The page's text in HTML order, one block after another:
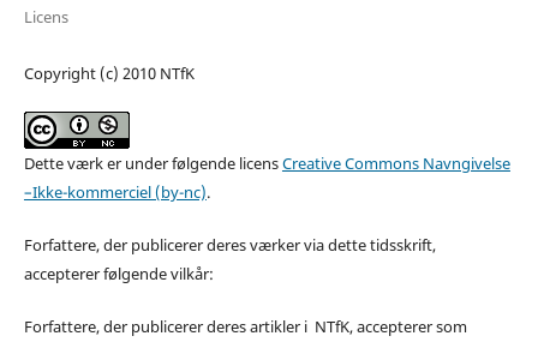
Licens
Copyright (c) 2010 NTfK
Dette værk er under følgende licensCreative Commons Navngivelse
–Ikke-kommerciel (by-nc).
Forfattere, der publicerer deres værker via dette tidsskrift,
accepterer følgende vilkår:
Forfattere, der publicerer deres artikler i NTfK, accepterer som